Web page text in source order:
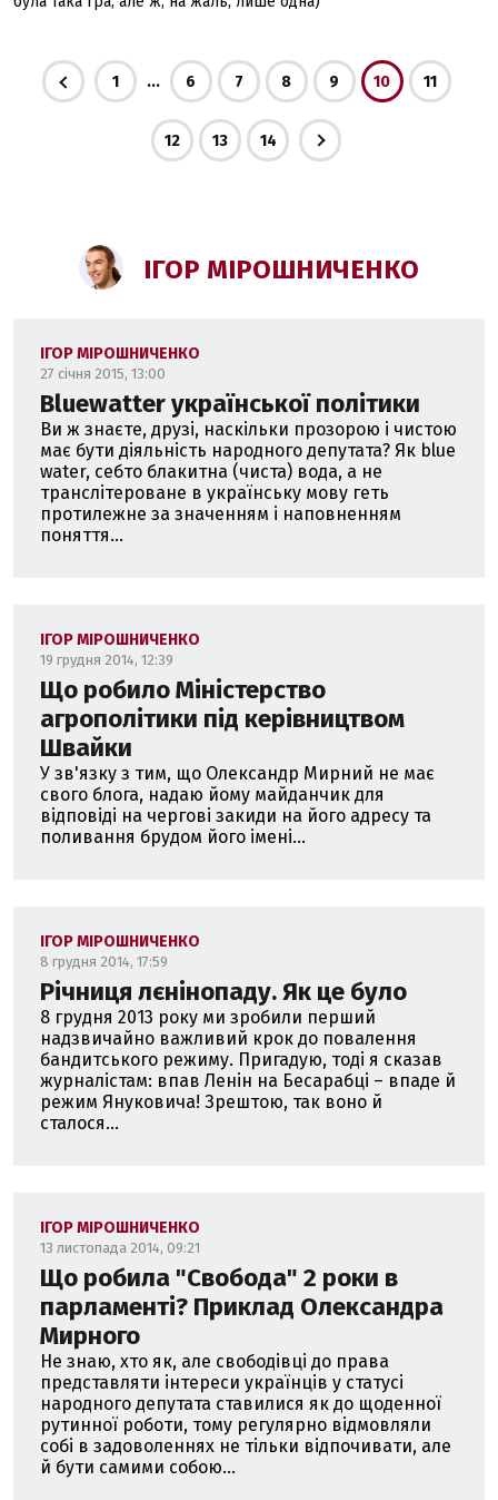
1 ... 6 7 8 9 10 11
12 13 14
ІГОР МІРОШНИЧЕНКО
ІГОР МІРОШНИЧЕНКО
27 січня 2015, 13:00
Bluewatter української політики
Ви ж знаєте, друзі, наскільки прозорою і чистою
має бути діяльність народного депутата? Як blue
water, себто блакитна (чиста) вода, а не
транслітероване в українську мову геть
протилежне за значенням і наповненням
поняття...
ІГОР МІРОШНИЧЕНКО
19 грудня 2014, 12:39
Що робило Міністерство
агрополітики під керівництвом
Швайки
У зв'язку з тим, що Олександр Мирний не має
свого блога, надаю йому майданчик для
відповіді на чергові закиди на його адресу та
поливання брудом його імені...
ІГОР МІРОШНИЧЕНКО
8 грудня 2014, 17:59
Річниця лєнінопаду. Як це було
8 грудня 2013 року ми зробили перший
надзвичайно важливий крок до повалення
бандитського режиму. Пригадую, тоді я сказав
журналістам: впав Ленін на Бесарабці – впаде й
режим Януковича! Зрештою, так воно й
сталося...
ІГОР МІРОШНИЧЕНКО
13 листопада 2014, 09:21
Що робила "Свобода" 2 роки в
парламенті? Приклад Олександра
Мирного
Не знаю, хто як, але свободівці до права
представляти інтереси українців у статусі
народного депутата ставилися як до щоденної
рутинної роботи, тому регулярно відмовляли
собі в задоволеннях не тільки відпочивати, але
й бути самими собою...